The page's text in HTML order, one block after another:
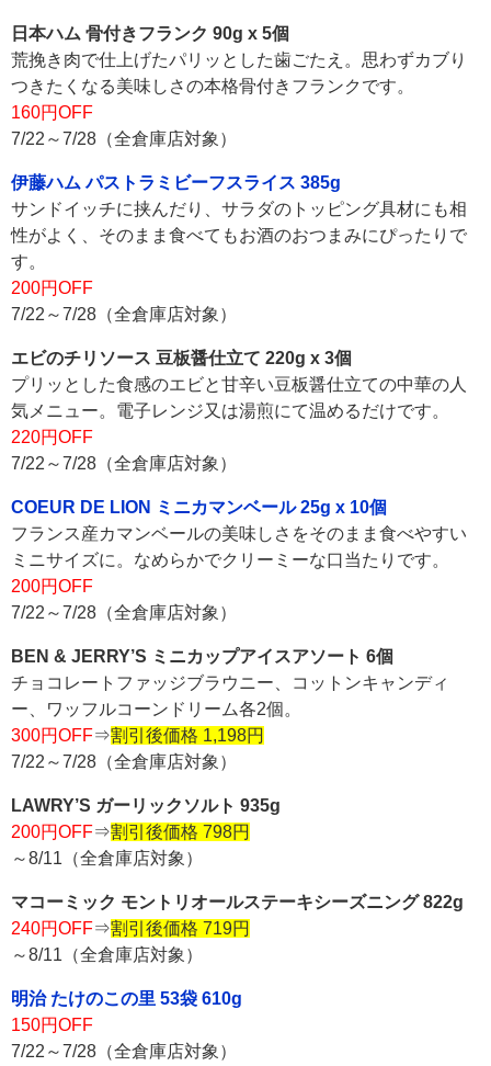
日本ハム 骨付きフランク 90g x 5個
荒挽き肉で仕上げたパリッとした歯ごたえ。思わずカブり
つきたくなる美味しさの本格骨付きフランクです。
160円OFF
7/22～7/28（全倉庫店対象）
伊藤ハム パストラミビーフスライス 385g
サンドイッチに挟んだり、サラダのトッピング具材にも相
性がよく、そのまま食べてもお酒のおつまみにぴったりで
す。
200円OFF
7/22～7/28（全倉庫店対象）
エビのチリソース 豆板醤仕立て 220g x 3個
プリッとした食感のエビと甘辛い豆板醤仕立ての中華の人
気メニュー。電子レンジ又は湯煎にて温めるだけです。
220円OFF
7/22～7/28（全倉庫店対象）
COEUR DE LION ミニカマンベール 25g x 10個
フランス産カマンベールの美味しさをそのまま食べやすい
ミニサイズに。なめらかでクリーミーな口当たりです。
200円OFF
7/22～7/28（全倉庫店対象）
BEN & JERRY’S ミニカップアイスアソート 6個
チョコレートファッジブラウニー、コットンキャンディ
ー、ワッフルコーンドリーム各2個。
300円OFF⇒割引後価格 1,198円
7/22～7/28（全倉庫店対象）
LAWRY’S ガーリックソルト 935g
200円OFF⇒割引後価格 798円
～8/11（全倉庫店対象）
マコーミック モントリオールステーキシーズニング 822g
240円OFF⇒割引後価格 719円
～8/11（全倉庫店対象）
明治 たけのこの里 53袋 610g
150円OFF
7/22～7/28（全倉庫店対象）